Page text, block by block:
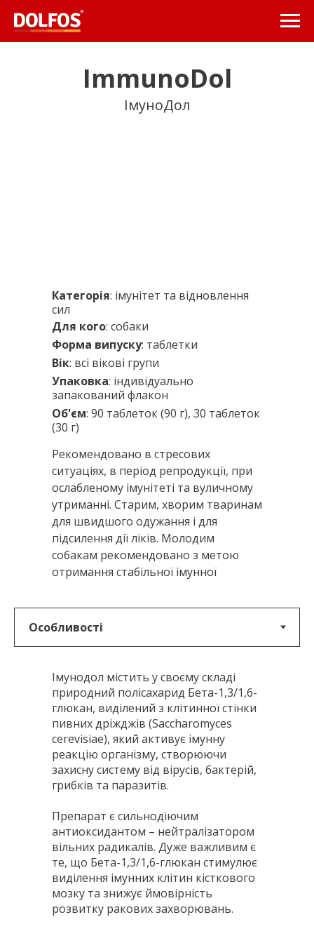
Рекомендовано в стресових
ситуаціях, в період репродукції, при
ослабленому імунітеті та вуличному
утриманні. Старим, хворим тваринам
для швидшого одужання і для
підсилення дії ліків. Молодим
собакам рекомендовано з метою
отримання стабільної імунної
ImmunoDol
ІмуноДол
Категорія: імунітет та відновлення
сил
Для кого: собаки
Форма випуску: таблетки
Вік: всі вікові групи
Упаковка: індивідуально
запакований флакон
Об'єм: 90 таблеток (90 г), 30 таблеток
(30 г)
Імунодол містить у своєму складі
природний полісахарид Бета-1,3/1,6-
глюкан, виділений з клітинної стінки
пивних дріжджів (Saccharomyces
cerevisiae), який активує імунну
реакцію організму, створюючи
захисну систему від вірусів, бактерій,
грибків та паразитів.
Препарат є сильнодіючим
антиоксидантом – нейтралізатором
вільних радикалів. Дуже важливим є
те, що Бета-1,3/1,6-глюкан стимулює
виділення імунних клітин кісткового
мозку та знижує ймовірність
розвитку ракових захворювань.